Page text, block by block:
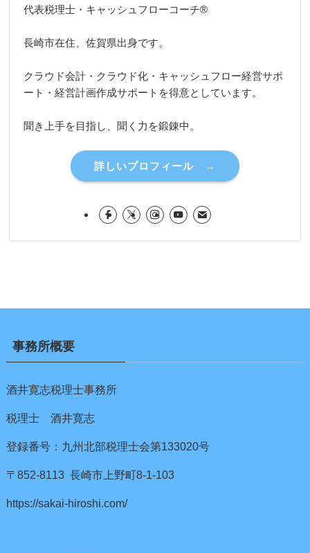
代表税理士・キャッシュフローコーチ®
長崎市在住、佐賀県出身です。
クラウド会計・クラウド化・キャッシュフロー経営サポ
ート・経営計画作成サポートを得意としています。
聞き上手を目指し、聞く力を鍛錬中。
詳しいプロフィール →
事務所概要
酒井寛志税理士事務所
税理士 酒井寛志
登録番号：九州北部税理士会第133020号
〒852-8113 長崎市上野町8-1-103
https://sakai-hiroshi.com/